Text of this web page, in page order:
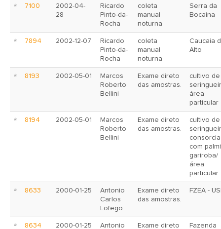
7100
2002-04-
28
Ricardo
Pinto-da-
Rocha
coleta
manual
noturna
Serra da
Bocaina
7894 2002-12-07
Ricardo
Pinto-da-
Rocha
coleta
manual
noturna
Caucaia
Alto
8193 2002-05-01
Marcos
Roberto
Bellini
Exame direto
das amostras.
cultivo de
área
particular
8194 2002-05-01
Marcos
Roberto
Bellini
Exame direto
das amostras.
cultivo de
com
gariroba/
área
particular
8633 2000-01-25
Antonio
Carlos
Lofego
Exame direto
das amostras.
FZEA -
8634 2000-01-25 Antonio Exame direto Fazenda